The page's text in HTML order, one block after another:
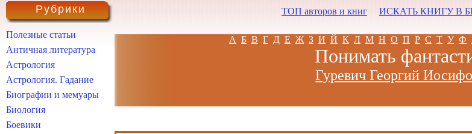
ТОП авторов и книг ИСКАТЬ КНИГУ В
А Б В Г Д Е Ж З И Й К Л М Н О П Р С Т У Ф
Понимать
Гуревич Георгий
Рубрики
Полезные статьи
Античная литература
Астрология
Астрология. Гадание
Биографии и мемуары
Биология
Боевики